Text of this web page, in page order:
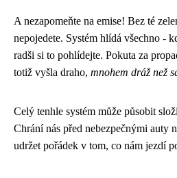
A nezapomeňte na emise! Bez té
nepojedete. Systém hlídá všechno -
radši si to pohlídejte. Pokuta za
totiž vyšla draho, mnohem dráž než
Celý tenhle systém může působit
Chrání nás před nebezpečnými auty
udržet pořádek v tom, co nám jezdí